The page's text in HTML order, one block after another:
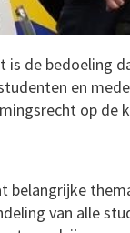
is de bedoeling
en
op de
belangrijke
van alle